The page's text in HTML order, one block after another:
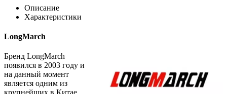
Описание
Характеристики
LongMarch
Бренд LongMarch
появился в 2003 году и
на данный момент
является одним из